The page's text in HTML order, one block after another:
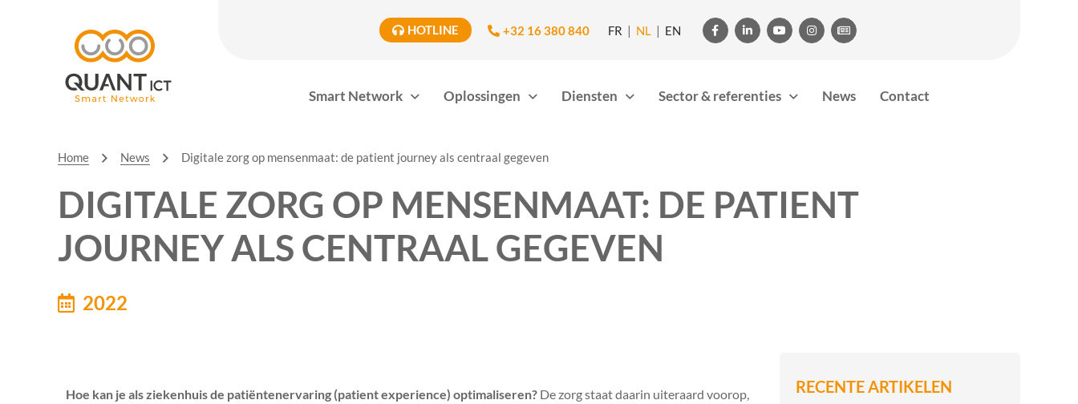
HOTLINE +32 16 380 840 FR NL EN     
Smart Network Oplossingen Diensten Sector & referenties News Contact
Home News Digitale zorg op mensenmaat: de patient journey als centraal gegeven
DIGITALE ZORG OP MENSENMAAT: DE PATIENT
JOURNEY ALS CENTRAAL GEGEVEN
2022
Hoe kan je als ziekenhuis de patiëntenervaring (patient experience) optimaliseren? De zorg staat daarin uiteraard voorop,
RECENTE ARTIKELEN